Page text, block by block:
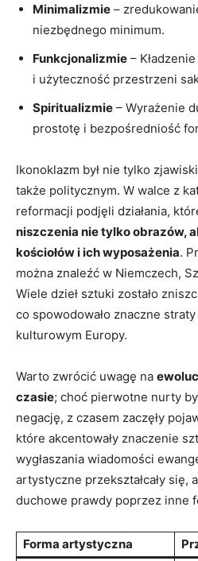
Minimalizmie –
niezbędnego minimum.
Funkcjonalizmie –
i użyteczność przestrzeni
Spiritualizmie – Wyrażenie
prostotę i bezpośredniość
Ikonoklazm był nie tylko
także politycznym. W walce z
reformacji podjęli działania,
niszczenia nie tylko obrazów,
kościołów i ich wyposażenia.
można znaleźć w Niemczech,
Wiele dzieł sztuki zostało
co spowodowało znaczne
kulturowym Europy.
Warto zwrócić uwagę na
czasie; choć pierwotne nurty
negację, z czasem zaczęły
które akcentowały znaczenie
wygłaszania wiadomości
artystyczne przekształcały się,
duchowe prawdy poprzez inne
Forma artystyczna